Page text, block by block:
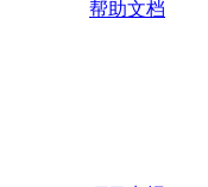
帮助文档